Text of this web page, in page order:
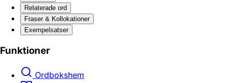
Relaterade ord
Fraser & Kollokationer
Exempelsatser
Funktioner
Ordbokshem